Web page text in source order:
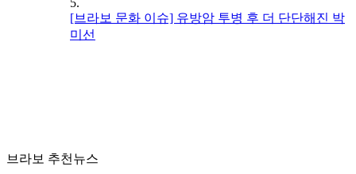
5.
[브라보 문화 이슈] 유방암 투병 후 더 단단해진 박
미선
브라보 추천뉴스